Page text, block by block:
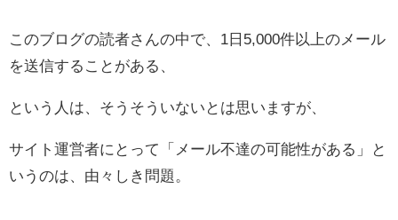
このブログの読者さんの中で、1日5,000件以上のメール
を送信することがある、
という人は、そうそういないとは思いますが、
サイト運営者にとって「メール不達の可能性がある」と
いうのは、由々しき問題。